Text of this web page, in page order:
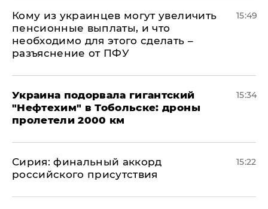
Кому из украинцев могут увеличить
пенсионные выплаты, и что
необходимо для этого сделать –
разъяснение от ПФУ
15:49
Украина подорвала гигантский
"Нефтехим" в Тобольске: дроны
пролетели 2000 км
15:34
​Сирия: финальный аккорд
российского присутствия
15:22